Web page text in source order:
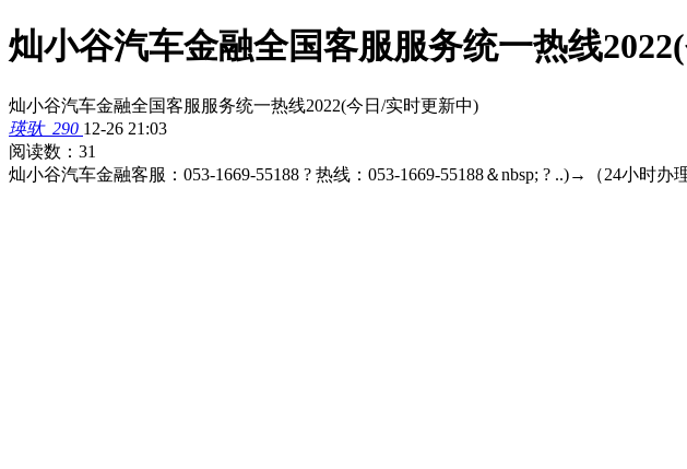
灿小谷汽车金融全国客服服务统一热线
灿小谷汽车金融全国客服服务统一热线2022(今日/实时更新中)
瑛驮_290 12-26 21:03
阅读数：31
灿小谷汽车金融客服：053-1669-55188 ? 热线：053-1669-55188＆nbsp; ? ..)→（24小时办